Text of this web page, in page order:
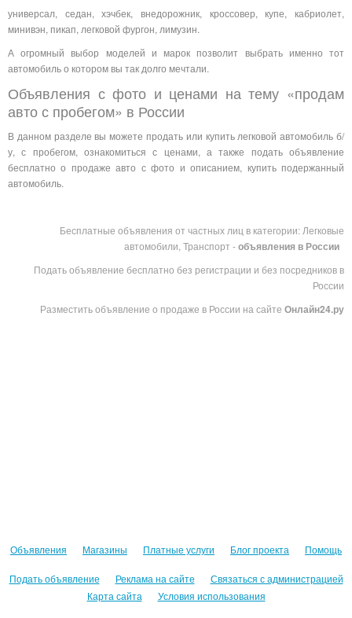
универсал, седан, хэчбек, внедорожник, кроссовер, купе, кабриолет,
минивэн, пикап, легковой фургон, лимузин.
А огромный выбор моделей и марок позволит выбрать именно тот
автомобиль о котором вы так долго мечтали.
Объявления с фото и ценами на тему «продам
авто с пробегом» в России
В данном разделе вы можете продать или купить легковой автомобиль б/
у, с пробегом, ознакомиться с ценами, а также подать объявление
бесплатно о продаже авто с фото и описанием, купить подержанный
автомобиль.
Бесплатные объявления от частных лиц в категории: Легковые
автомобили, Транспорт -объявления в России
Подать объявление бесплатно без регистрации и без посредников в
России
Разместить объявление о продаже в России на сайте Онлайн24.ру
Объявления Магазины Платные услуги Блог проекта Помощь
Подать объявление Реклама на сайте
Связаться с администрацией
Карта сайта
Условия использования